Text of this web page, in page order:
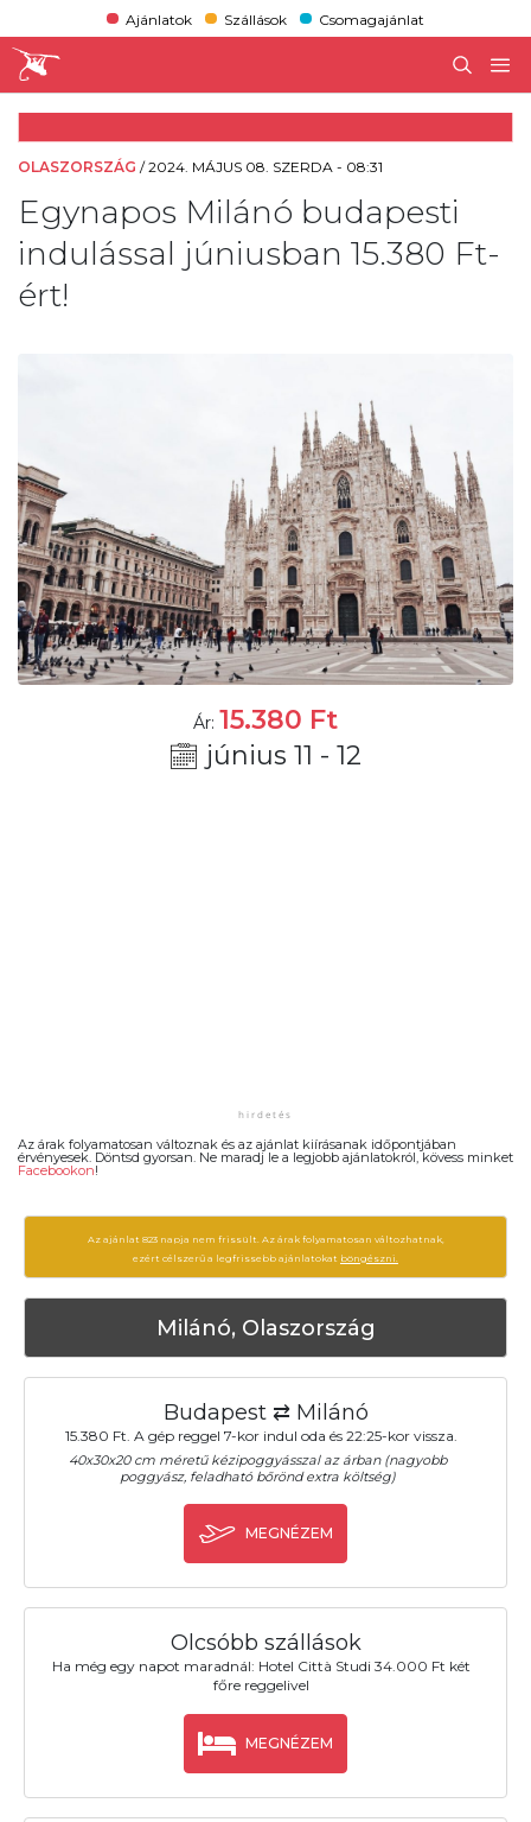
Ajánlatok Szállások Csomagajánlat
OLASZORSZÁG /2024. MÁJUS 08. SZERDA - 08:31
Egynapos Milánó budapesti
indulással júniusban 15.380 Ft-
ért!
Ár: 15.380 Ft
június 11 - 12
Az árak folyamatosan változnak és az ajánlat kiírásanak időpontjában
érvényesek. Döntsd gyorsan. Ne maradj le a legjobb ajánlatokról, kövess minket
Facebookon!
Az ajánlat 823 napja nem frissült. Az árak folyamatosan változhatnak,
ezért célszerű a legfrissebb ajánlatokat böngészni.
Milánó, Olaszország
Budapest ⇄ Milánó
15.380 Ft. A gép reggel 7-kor indul oda és 22:25-kor vissza.
40x30x20 cm méretű kézipoggyásszal az árban (nagyobb
poggyász, feladható bőrönd extra költség)
MEGNÉZEM
Olcsóbb szállások
Ha még egy napot maradnál: Hotel Città Studi 34.000 Ft két
főre reggelivel
MEGNÉZEM